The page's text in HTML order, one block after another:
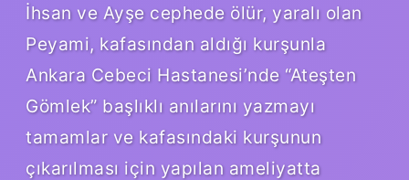
İhsan ve Ayşe cephede ölür, yaralı olan
Peyami, kafasından aldığı kurşunla
Ankara Cebeci Hastanesi’nde “Ateşten
Gömlek” başlıklı anılarını yazmayı
tamamlar ve kafasındaki kurşunun
çıkarılması için yapılan ameliyatta